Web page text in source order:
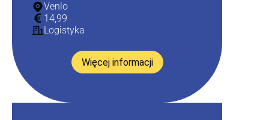
Venlo
14,99
Logistyka
Więcej informacji